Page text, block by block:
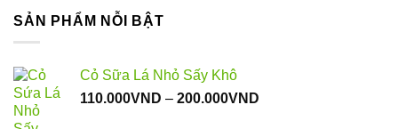
SẢN PHẨM NỖI BẬT
Cỏ Sữa Lá Nhỏ Sấy Khô
110.000VND – 200.000VND